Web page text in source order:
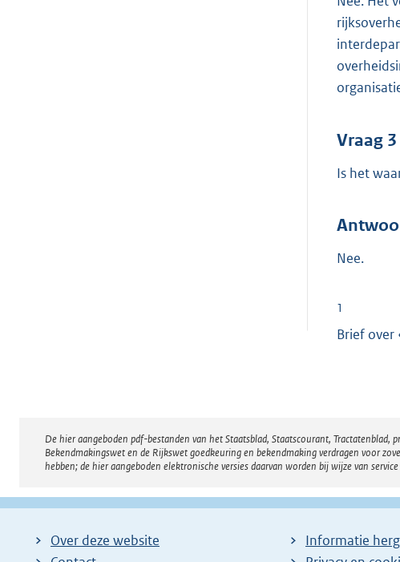
Vraag 3
Is het
Nee.
1
Brief over
Disclaimer
De hier aangeboden pdf-bestanden van het Staatsblad, Staatscourant,
Bekendmakingswet en de Rijkswet goedkeuring en bekendmaking verdragen voor
hebben; de hier aangeboden elektronische versies daarvan worden bij wijze van
Over deze website
Informatie